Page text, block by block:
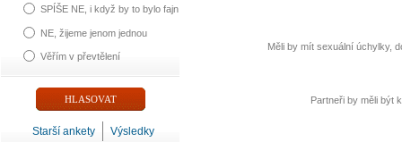
SPÍŠE NE, i když by to bylo fajn
NE, žijeme jenom jednou
Věřím v převtělení
Starší ankety Výsledky
Měli by mít sexuální úchylky,
Partneři by měli být